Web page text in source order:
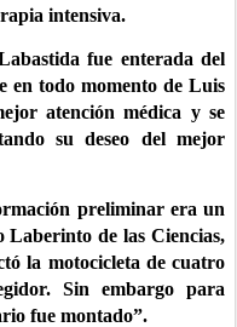
intensiva.
fue enterada del
en todo momento de Luis
atención médica y se
su deseo del mejor
preliminar era un
Laberinto de las Ciencias,
la motocicleta de cuatro
Sin embargo para
fue montado”.